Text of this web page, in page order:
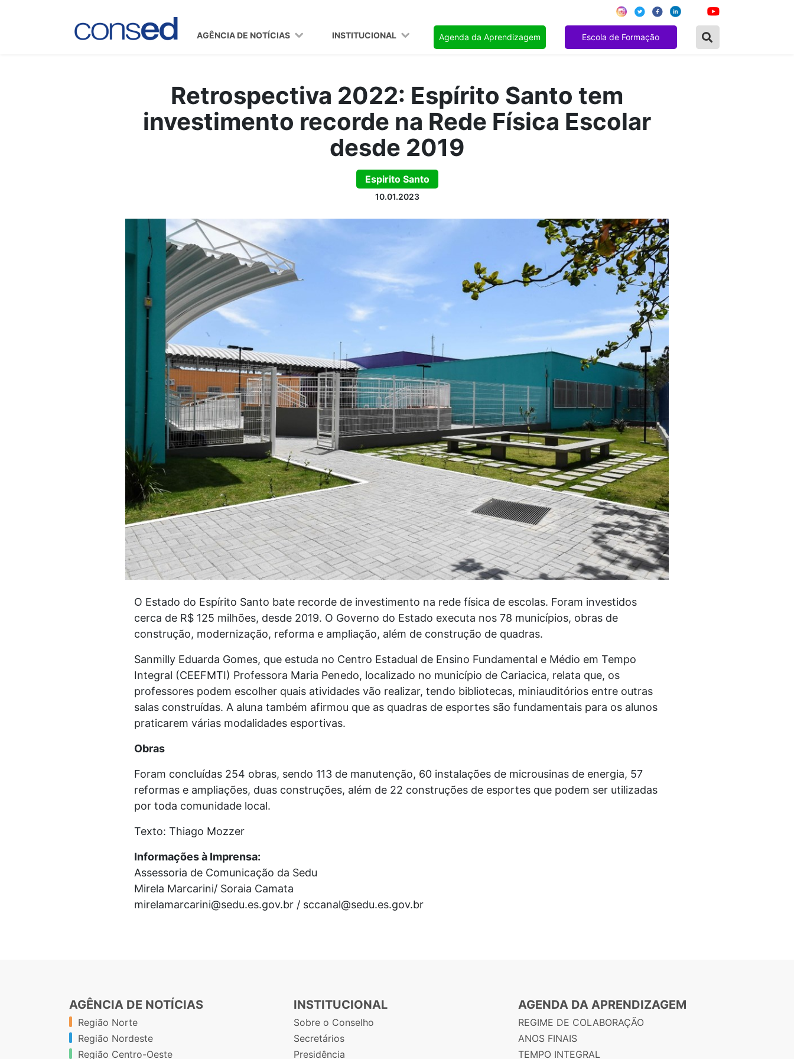
AGÊNCIA DE NOTÍCIAS INSTITUCIONAL Agenda da Aprendizagem Escola de Formação
Retrospectiva 2022: Espírito Santo tem
investimento recorde na Rede Física Escolar
desde 2019
Espirito Santo
10.01.2023
O Estado do Espírito Santo bate recorde de investimento na rede física de escolas. Foram investidos
cerca de R$ 125 milhões, desde 2019. O Governo do Estado executa nos 78 municípios, obras de
construção, modernização, reforma e ampliação, além de construção de quadras.
Sanmilly Eduarda Gomes, que estuda no Centro Estadual de Ensino Fundamental e Médio em Tempo
Integral (CEEFMTI) Professora Maria Penedo, localizado no município de Cariacica, relata que, os
professores podem escolher quais atividades vão realizar, tendo bibliotecas, miniauditórios entre outras
salas construídas. A aluna também afirmou que as quadras de esportes são fundamentais para os alunos
praticarem várias modalidades esportivas.
Obras
Foram concluídas 254 obras, sendo 113 de manutenção, 60 instalações de microusinas de energia, 57
reformas e ampliações, duas construções, além de 22 construções de esportes que podem ser utilizadas
por toda comunidade local.
Texto: Thiago Mozzer
Informações à Imprensa:
Assessoria de Comunicação da Sedu
Mirela Marcarini/ Soraia Camata
mirelamarcarini@sedu.es.gov.br / sccanal@sedu.es.gov.br
AGÊNCIA DE NOTÍCIAS
Região Norte
Região Nordeste
Região Centro-Oeste
INSTITUCIONAL
Sobre o Conselho
Secretários
Presidência
AGENDA DA APRENDIZAGEM
REGIME DE COLABORAÇÃO
ANOS FINAIS
TEMPO INTEGRAL